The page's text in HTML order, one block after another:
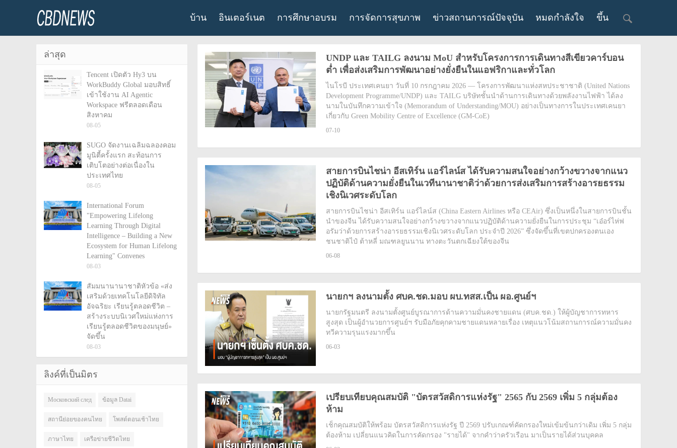
บ้าน อินเตอร์เนต การศึกษาอบรม การจัดการสุขภาพ ข่าวสถานการณ์ปัจจุบัน หมดกำลังใจ ขึ้น
ล่าสุด
Tencent เปิดตัว Hy3 บน
WorkBuddy Global มอบสิทธิ์
เข้าใช้งาน AI Agentic
Workspace ฟรีตลอดเดือน
สิงหาคม
08-05
SUGO จัดงานเฉลิมฉลองคอม
มูนิตี้ครั้งแรก สะท้อนการ
เติบโตอย่างต่อเนื่องใน
ประเทศไทย
08-05
International Forum
"Empowering Lifelong
Learning Through Digital
Intelligence – Building a New
Ecosystem for Human Lifelong
Learning" Convenes
08-03
สัมมนานานาชาติหัวข้อ «ส่ง
เสริมด้วยเทคโนโลยีดิจิทัล
อัจฉริยะ เรียนรู้ตลอดชีวิต –
สร้างระบบนิเวศใหม่แห่งการ
เรียนรู้ตลอดชีวิตของมนุษย์»
จัดขึ้น
08-03
ลิงค์ที่เป็นมิตร
Московский след ข้อมูล Datai
สถานีย่อยของคนไทย โพสต์ตอนเช้าไทย
ภาษาไทย เครือข่ายชีวิตไทย
UNDP และ TAILG ลงนาม MoU สำหรับโครงการการเดินทางสีเขียวคาร์บอน
ต่ำ เพื่อส่งเสริมการพัฒนาอย่างยั่งยืนในแอฟริกาและทั่วโลก
ไนโรบี ประเทศเคนยา วันที่ 10 กรกฎาคม 2026 — โครงการพัฒนาแห่งสหประชาชาติ (United Nations
Development Programme/UNDP) และ TAILG บริษัทชั้นนำด้านการเดินทางด้วยพลังงานไฟฟ้า ได้ลง
นามในบันทึกความเข้าใจ (Memorandum of Understanding/MOU) อย่างเป็นทางการในประเทศเคนยา
เกี่ยวกับ Green Mobility Centre of Excellence (GM-CoE)
07-10
สายการบินไชน่า อีสเทิร์น แอร์ไลน์ส ได้รับความสนใจอย่างกว้างขวางจากแนว
ปฏิบัติด้านความยั่งยืนในเวทีนานาชาติว่าด้วยการส่งเสริมการสร้างอารยธรรม
เชิงนิเวศระดับโลก
สายการบินไชน่า อีสเทิร์น แอร์ไลน์ส (China Eastern Airlines หรือ CEAir) ซึ่งเป็นหนึ่งในสายการบินชั้น
นำของจีน ได้รับความสนใจอย่างกว้างขวางจากแนวปฏิบัติด้านความยั่งยืนในการประชุม “เอ๋อร์ไห่ฟ
อรัมว่าด้วยการสร้างอารยธรรมเชิงนิเวศระดับโลก ประจำปี 2026” ซึ่งจัดขึ้นที่เขตปกครองตนเอง
ชนชาติไป๋ ต้าหลี่ มณฑลยูนนาน ทางตะวันตกเฉียงใต้ของจีน
06-08
นายกฯ ลงนามตั้ง ศบค.ชด.มอบ ผบ.ทสส.เป็น ผอ.ศูนย์ฯ
นายกรัฐมนตรี ลงนามตั้งศูนย์บูรณาการด้านความมั่นคงชายแดน (ศบค.ชด.) ให้ผู้บัญชาการทหาร
สูงสุด เป็นผู้อำนวยการศูนย์ฯ รับมือภัยคุกคามชายแดนหลายเรื่อง เหตุแนวโน้มสถานการณ์ความมั่นคง
ทวีความรุนแรงมากขึ้น
06-03
เปรียบเทียบคุณสมบัติ "บัตรสวัสดิการแห่งรัฐ" 2565 กับ 2569 เพิ่ม 5 กลุ่มต้อง
ห้าม
เช็กคุณสมบัติให้พร้อม บัตรสวัสดิการแห่งรัฐ ปี 2569 ปรับเกณฑ์คัดกรองใหม่เข้มข้นกว่าเดิม เพิ่ม 5 กลุ่ม
ต้องห้าม เปลี่ยนแนวคิดในการคัดกรอง "รายได้" จากคำว่าครัวเรือน มาเป็นรายได้ส่วนบุคคล